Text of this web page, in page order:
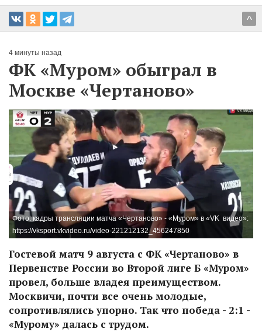
^
4 минуты назад
ФК «Муром» обыграл в
Москве «Чертаново»
Фото: кадры трансляции матча «Чертаново» - «Муром» в «VK видео»:
https://vksport.vkvideo.ru/video-221212132_456247850
Гостевой матч 9 августа с ФК «Чертаново» в
Первенстве России во Второй лиге Б «Муром»
провел, больше владея преимуществом.
Москвичи, почти все очень молодые,
сопротивлялись упорно. Так что победа - 2:1 -
«Мурому» далась с трудом.